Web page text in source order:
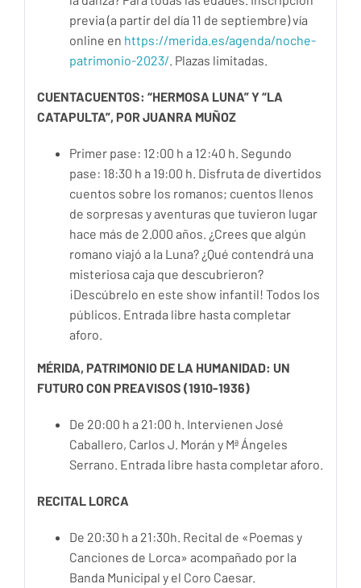
previa (a partir del día 11 de septiembre) vía
online en https://merida.es/agenda/noche-
patrimonio-2023/. Plazas limitadas.
CUENTACUENTOS: “HERMOSA LUNA” Y “LA
CATAPULTA”, POR JUANRA MUÑOZ
Primer pase: 12:00 h a 12:40 h. Segundo
pase: 18:30 h a 19:00 h. Disfruta de divertidos
cuentos sobre los romanos; cuentos llenos
de sorpresas y aventuras que tuvieron lugar
hace más de 2.000 años. ¿Crees que algún
romano viajó a la Luna? ¿Qué contendrá una
misteriosa caja que descubrieron?
¡Descúbrelo en este show infantil! Todos los
públicos. Entrada libre hasta completar
aforo.
MÉRIDA, PATRIMONIO DE LA HUMANIDAD: UN
FUTURO CON PREAVISOS (1910-1936)
De 20:00 h a 21:00 h. Intervienen José
Caballero, Carlos J. Morán y Mª Ángeles
Serrano. Entrada libre hasta completar aforo.
RECITAL LORCA
De 20:30 h a 21:30h. Recital de «Poemas y
Canciones de Lorca» acompañado por la
Banda Municipal y el Coro Caesar.